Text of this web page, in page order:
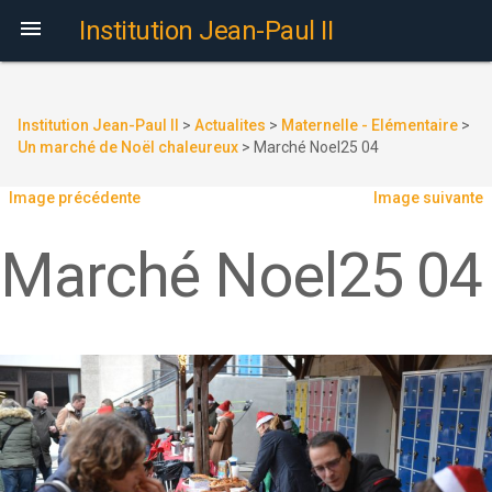
 Institution Jean-Paul II
Institution Jean-Paul II > Actualites > Maternelle - Elémentaire >
Un marché de Noël chaleureux > Marché Noel25 04
Image précédente Image suivante
Marché Noel25 04